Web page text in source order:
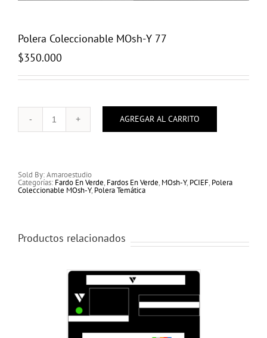
Polera Coleccionable MOsh-Y 77
$350.000
Polera
Coleccionable
AGREGAR AL CARRITO
Sold By: Amaroestudio
Categorías: Fardo En Verde, Fardos En Verde, MOsh-Y, PCIEF, Polera
Coleccionable MOsh-Y, Polera Temática
Productos relacionados